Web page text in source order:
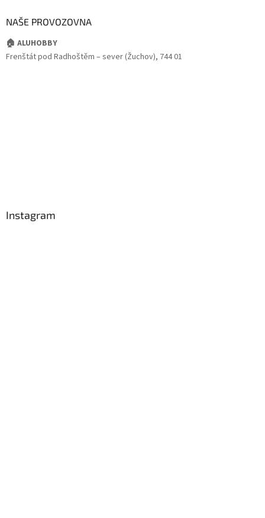
NAŠE PROVOZOVNA
🏠 ALUHOBBY
Frenštát pod Radhoštěm – sever (Žuchov), 744 01
Instagram